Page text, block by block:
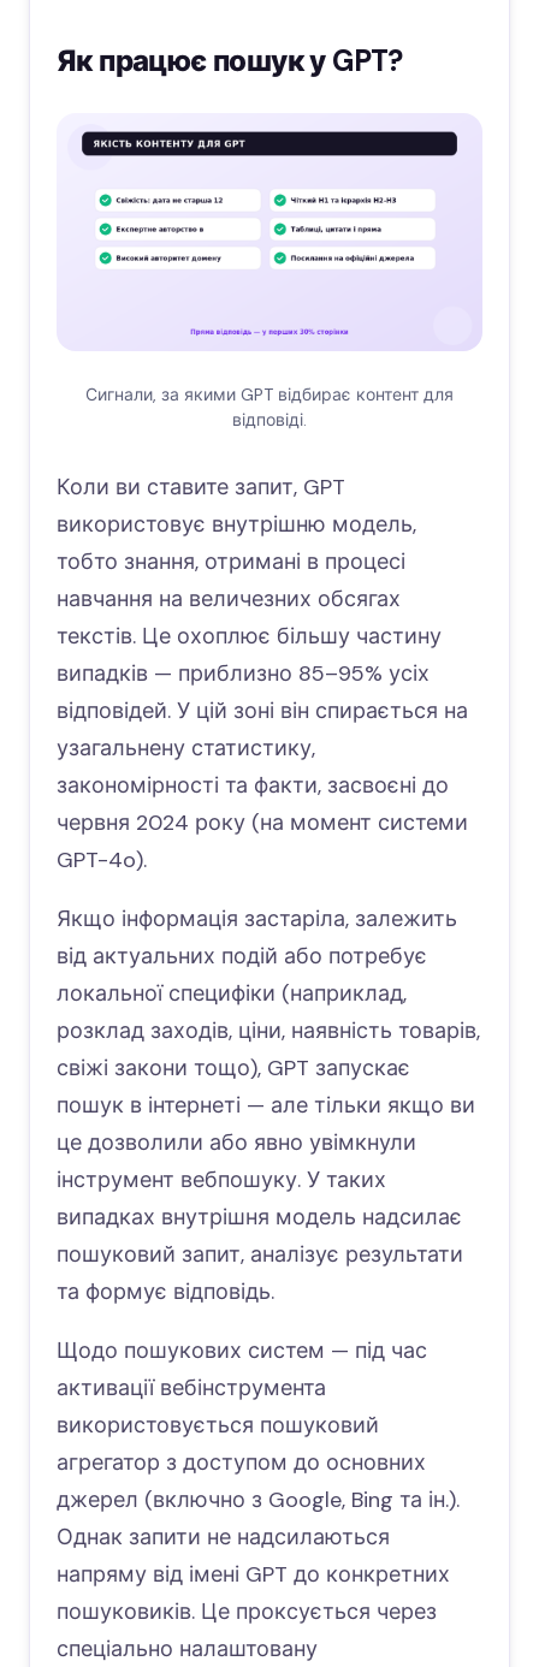
Як працює пошук у GPT?
Сигнали, за якими GPT відбирає контент для
відповіді.
Коли ви ставите запит, GPT
використовує внутрішню модель,
тобто знання, отримані в процесі
навчання на величезних обсягах
текстів. Це охоплює більшу частину
випадків — приблизно 85–95% усіх
відповідей. У цій зоні він спирається на
узагальнену статистику,
закономірності та факти, засвоєні до
червня 2024 року (на момент системи
GPT-4o).
Якщо інформація застаріла, залежить
від актуальних подій або потребує
локальної специфіки (наприклад,
розклад заходів, ціни, наявність товарів,
свіжі закони тощо), GPT запускає
пошук в інтернеті — але тільки якщо ви
це дозволили або явно увімкнули
інструмент вебпошуку. У таких
випадках внутрішня модель надсилає
пошуковий запит, аналізує результати
та формує відповідь.
Щодо пошукових систем — під час
активації вебінструмента
використовується пошуковий
агрегатор з доступом до основних
джерел (включно з Google, Bing та ін.).
Однак запити не надсилаються
напряму від імені GPT до конкретних
пошуковиків. Це проксується через
спеціально налаштовану